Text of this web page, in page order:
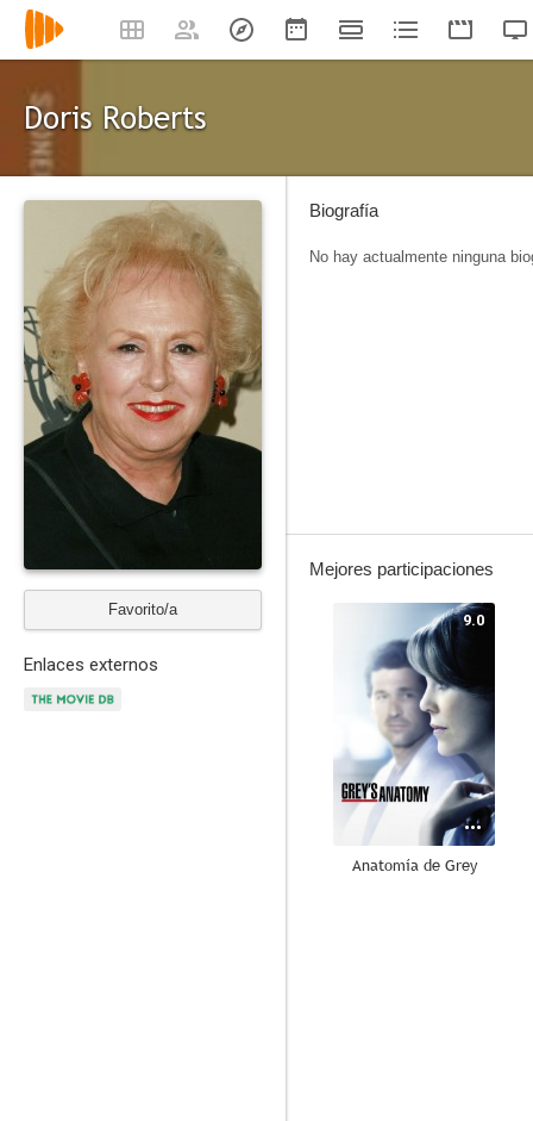
Doris Roberts
Favorito/a
Enlaces externos
Biografía
No hay actualmente ninguna
Mejores participaciones
9.0
Anatomía de Grey